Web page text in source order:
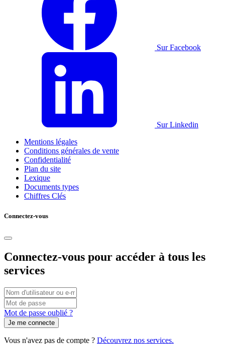
Sur Facebook
Sur Linkedin
Mentions légales
Conditions générales de vente
Confidentialité
Plan du site
Lexique
Documents types
Chiffres Clés
Connectez-vous
Connectez-vous pour accéder à tous les
services
Connexion
par
nom
d'utilisateur/adresse
e-
mail
Vous
pouvez
utiliser
votre
nom
Mot
de
passe
Mot de passe oublié ?
Vous n'avez pas de compte ? Découvrez nos services.